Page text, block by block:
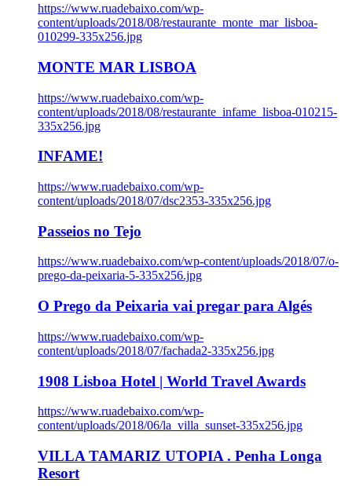
https://www.ruadebaixo.com/wp-
content/uploads/2018/08/restaurante_monte_mar_lisboa-
010299-335x256.jpg
MONTE MAR LISBOA
https://www.ruadebaixo.com/wp-
content/uploads/2018/08/restaurante_infame_lisboa-010215-
335x256.jpg
INFAME!
https://www.ruadebaixo.com/wp-
content/uploads/2018/07/dsc2353-335x256.jpg
Passeios no Tejo
https://www.ruadebaixo.com/wp-content/uploads/2018/07/o-
prego-da-peixaria-5-335x256.jpg
O Prego da Peixaria vai pregar para Algés
https://www.ruadebaixo.com/wp-
content/uploads/2018/07/fachada2-335x256.jpg
1908 Lisboa Hotel | World Travel Awards
https://www.ruadebaixo.com/wp-
content/uploads/2018/06/la_villa_sunset-335x256.jpg
VILLA TAMARIZ UTOPIA . Penha Longa
Resort